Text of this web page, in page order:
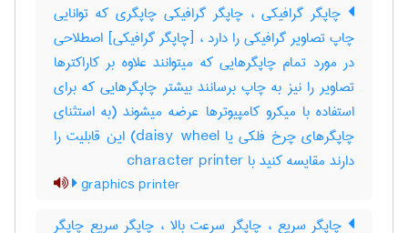
چاپگر گرافیکی ، چاپگر گرافیکی چاپگری که توانایی
چاپ تصاویر گرافیکی را دارد ، [چاپگر گرافیکی] اصطلاحی
در مورد تمام چاپگرهایی که میتوانند علاوه بر کاراکترها
تصاویر را نیز به چاپ برسانند بیشتر چاپگرهایی که برای
استفاده با میکرو کامپیوترها عرضه میشوند (به استثنای
چاپگرهای چرخ فلکی یا ‎daisy wheel) این قابلیت را
دارند مقایسه کنید با ‎ character printer
graphics printer
چاپگر سریع ، چاپگر سرعت بالا ، چاپگر سریع چاپگر